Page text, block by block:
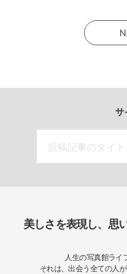
サ
美しさを表現し、思
人生の写真館ライ
それは、出会う全ての人